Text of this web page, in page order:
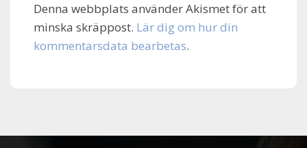
Denna webbplats använder Akismet för att
minska skräppost. Lär dig om hur din
kommentarsdata bearbetas.